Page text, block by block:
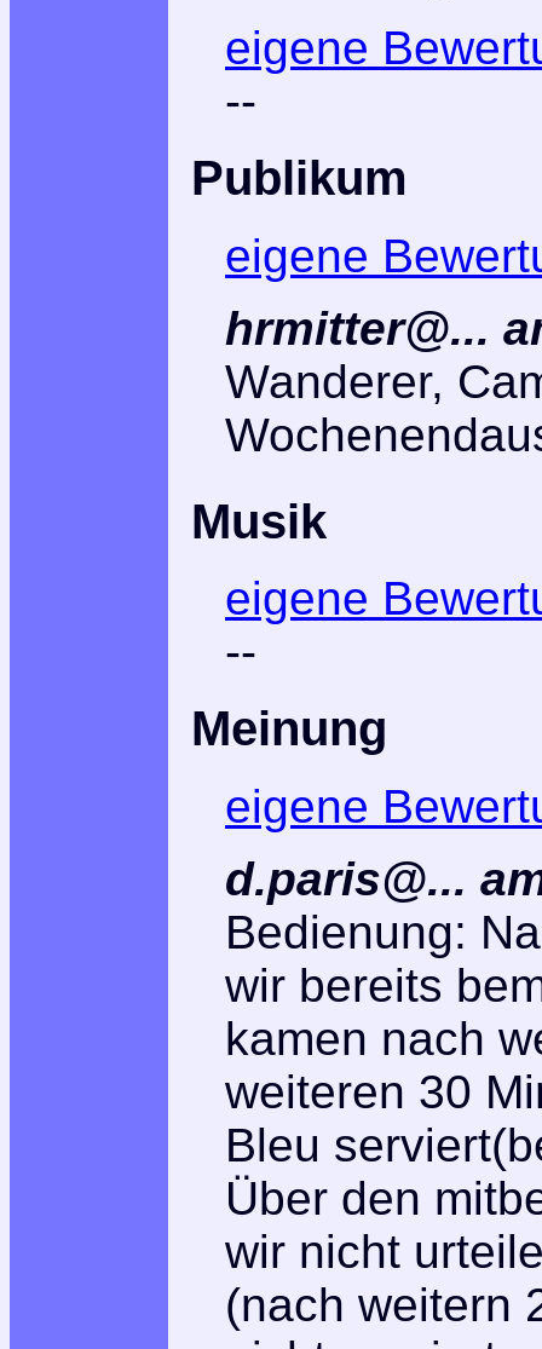
eigene
--
Publikum
eigene
hrmitter@...
Wanderer,
Musik
eigene
--
Meinung
eigene
d.paris@...
Bedienung:
wir bereits
kamen nach
weiteren 30
Bleu
Über den
wir nicht
(nach weitern